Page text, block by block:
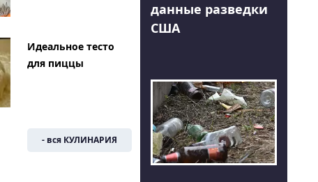
Идеальное тесто
для пиццы
- вся КУЛИНАРИЯ
данные разведки
США